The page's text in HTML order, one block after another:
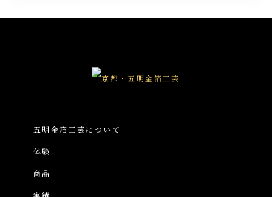
五明金箔工芸について
体験
商品
実績